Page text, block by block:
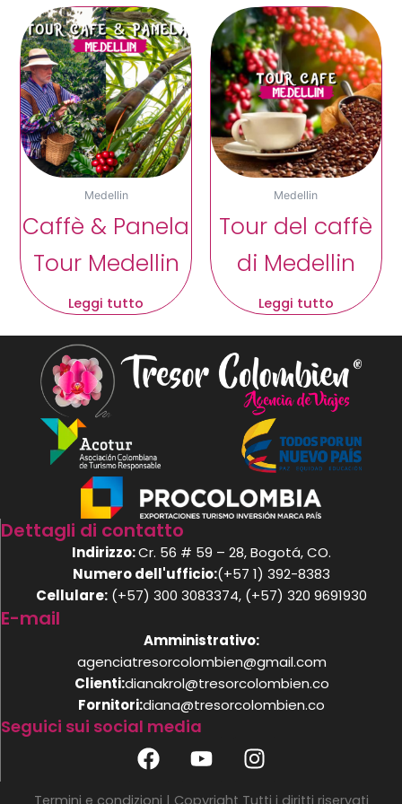
Medellin
Caffè & Panela
Tour Medellin
Leggi tutto
Medellin
Tour del caffè
di Medellin
Leggi tutto
Dettagli di contatto
Indirizzo:Cr. 56 # 59 – 28, Bogotá, CO.
Numero dell'ufficio:(+57 1) 392-8383
Cellulare: (+57) 300 3083374, (+57) 320 9691930
E-mail
Amministrativo:
agenciatresorcolombien@gmail.com
Clienti:dianakrol@tresorcolombien.co
Fornitori:diana@tresorcolombien.co
Seguici sui social media
F
a
c
Y
o
u
I
n
s
Termini e condizioni | Copyright Tutti i diritti riservati